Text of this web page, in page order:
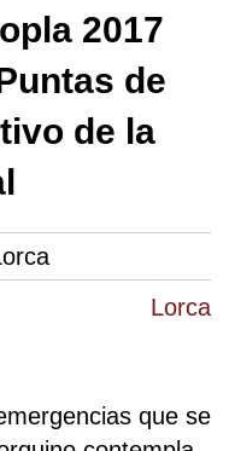
Lorca
2017
de
de la
que se